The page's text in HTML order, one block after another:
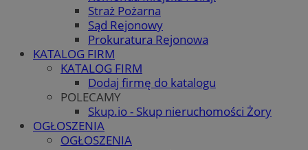
Straż Pożarna
Sąd Rejonowy
Prokuratura Rejonowa
KATALOG FIRM
KATALOG FIRM
Dodaj firmę do katalogu
POLECAMY
Skup.io - Skup nieruchomości Żory
OGŁOSZENIA
OGŁOSZENIA